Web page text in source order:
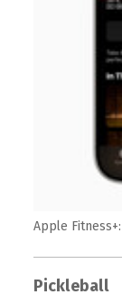
Apple
Pickleball